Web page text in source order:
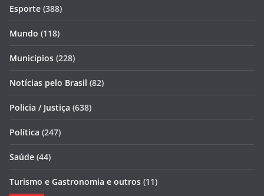
Esporte (388)
Mundo (118)
Municípios (228)
Notícias pelo Brasil (82)
Policia / Justiça (638)
Política (247)
Saúde (44)
Turismo e Gastronomia e outros (11)